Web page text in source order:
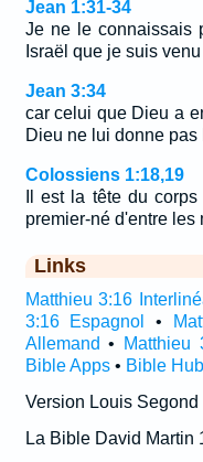
Jean 1:31-34
Je ne le connaissais
Israël que je suis
Jean 3:34
car celui que Dieu a
Dieu ne lui donne
Colossiens 1:18,19
Il est la tête du
premier-né d'entre
Links
Matthieu 3:16
3:16 Espagnol
•
Allemand • Matthieu
Bible Apps• Bible Hub
Version Louis Segond
La Bible David Martin